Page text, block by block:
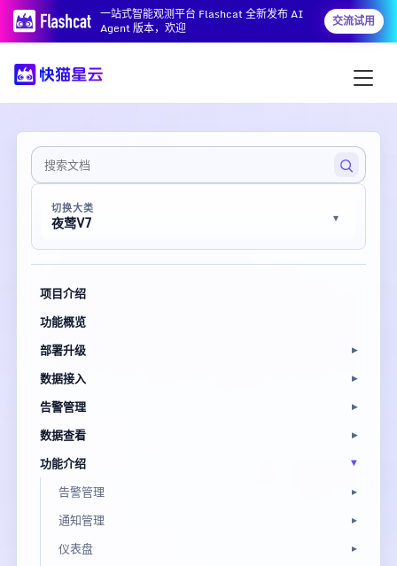
一站式智能观测平台 Flashcat 全新发布 AI
Agent 版本，欢迎
交流试用
切换大类
夜莺V7
项目介绍
功能概览
部署升级
数据接入
告警管理
数据查看
功能介绍
告警管理
通知管理
仪表盘